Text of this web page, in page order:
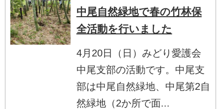
中尾自然緑地で春の竹林保
全活動を行いました
4月20日（日）みどり愛護会
中尾支部の活動です。中尾支
部は中尾自然緑地、中尾第2自
然緑地（2か所で面...